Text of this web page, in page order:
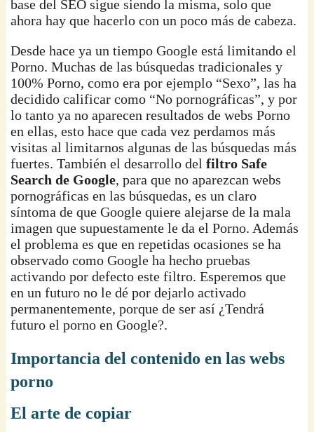
base del SEO sigue siendo la misma, solo que
ahora hay que hacerlo con un poco más de cabeza.
Desde hace ya un tiempo Google está limitando el
Porno. Muchas de las búsquedas tradicionales y
100% Porno, como era por ejemplo “Sexo”, las ha
decidido calificar como “No pornográficas”, y por
lo tanto ya no aparecen resultados de webs Porno
en ellas, esto hace que cada vez perdamos más
visitas al limitarnos algunas de las búsquedas más
fuertes. También el desarrollo delfiltro Safe
Search de Google, para que no aparezcan webs
pornográficas en las búsquedas, es un claro
síntoma de que Google quiere alejarse de la mala
imagen que supuestamente le da el Porno. Además
el problema es que en repetidas ocasiones se ha
observado como Google ha hecho pruebas
activando por defecto este filtro. Esperemos que
en un futuro no le dé por dejarlo activado
permanentemente, porque de ser así ¿Tendrá
futuro el porno en Google?.
Importancia del contenido en las webs
porno
El arte de copiar